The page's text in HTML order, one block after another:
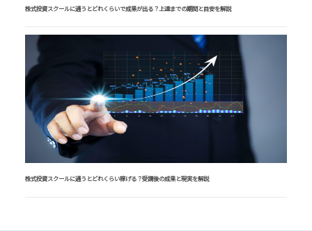
株式投資スクールに通うとどれくらいで成果が出る？上達までの期間と目安を解説
株式投資スクールに通うとどれくらい稼げる？受講後の成果と現実を解説